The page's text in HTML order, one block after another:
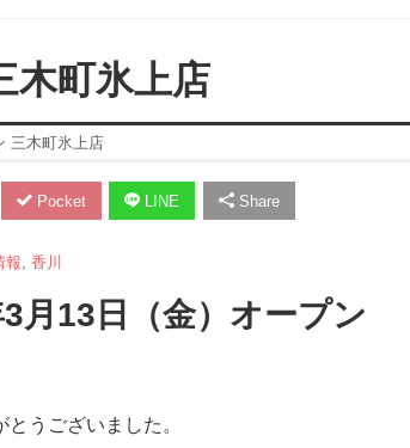
木町氷上店
三木町氷上店
Pocket LINE Share
報 香川
13日（金）オープン
うございました。